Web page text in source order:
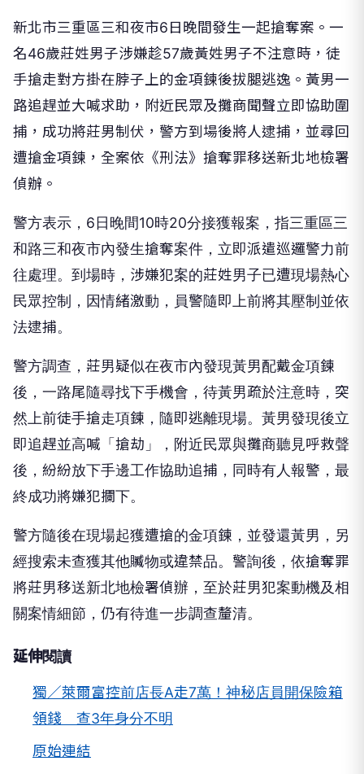
新北市三重區三和夜市6日晚間發生一起搶奪案。一
名46歲莊姓男子涉嫌趁57歲黃姓男子不注意時，徒
手搶走對方掛在脖子上的金項鍊後拔腿逃逸。黃男一
路追趕並大喊求助，附近民眾及攤商聞聲立即協助圍
捕，成功將莊男制伏，警方到場後將人逮捕，並尋回
遭搶金項鍊，全案依《刑法》搶奪罪移送新北地檢署
偵辦。
警方表示，6日晚間10時20分接獲報案，指三重區三
和路三和夜市內發生搶奪案件，立即派遣巡邏警力前
往處理。到場時，涉嫌犯案的莊姓男子已遭現場熱心
民眾控制，因情緒激動，員警隨即上前將其壓制並依
法逮捕。
警方調查，莊男疑似在夜市內發現黃男配戴金項鍊
後，一路尾隨尋找下手機會，待黃男疏於注意時，突
然上前徒手搶走項鍊，隨即逃離現場。黃男發現後立
即追趕並高喊「搶劫」，附近民眾與攤商聽見呼救聲
後，紛紛放下手邊工作協助追捕，同時有人報警，最
終成功將嫌犯攔下。
警方隨後在現場起獲遭搶的金項鍊，並發還黃男，另
經搜索未查獲其他贓物或違禁品。警詢後，依搶奪罪
將莊男移送新北地檢署偵辦，至於莊男犯案動機及相
關案情細節，仍有待進一步調查釐清。
延伸閱讀
獨／萊爾富控前店長A走7萬！神秘店員開保險箱
領錢 查3年身分不明
原始連結